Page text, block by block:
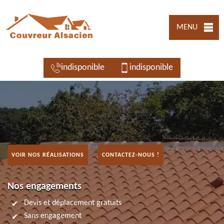
MENU
indisponible indisponible
VOIR NOS RÉALISATIONS CONTACTEZ-NOUS !
Nos engagements
Devis et déplacement gratuits
Sans engagement